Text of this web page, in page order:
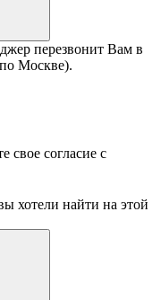
перезвонит Вам в
Москве).
свое согласие с
хотели найти на этой